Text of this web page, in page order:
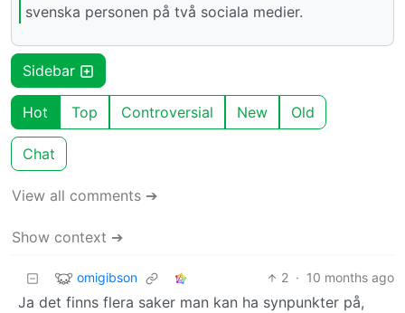
svenska personen på två sociala medier.
Sidebar
Hot Top Controversial New Old
Chat
View all comments ➔
Show context ➔
omigibson 2 · 10 months ago
Ja det finns flera saker man kan ha synpunkter på,